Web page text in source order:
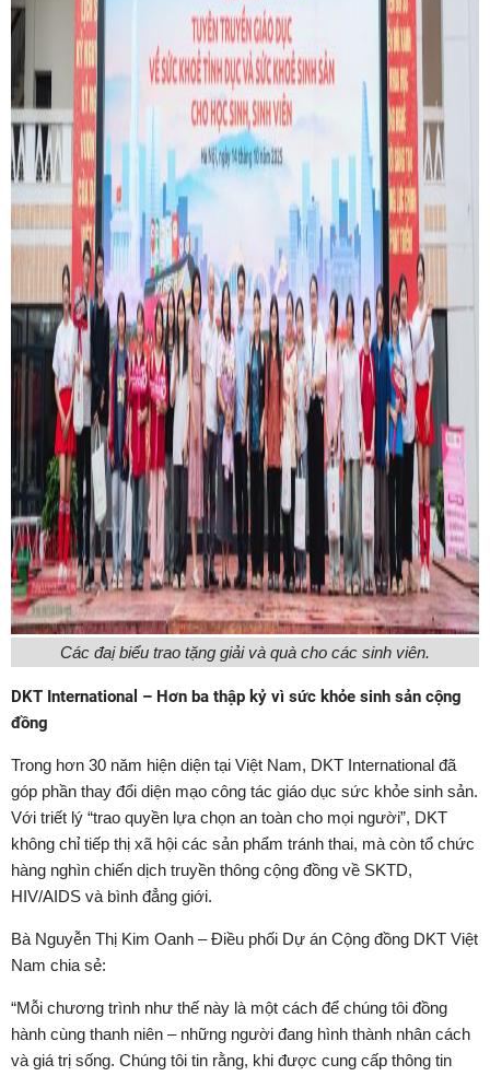
Các đaị biểu trao tặng giải và quà cho các sinh viên.
DKT International – Hơn ba thập kỷ vì sức khỏe sinh sản cộng
đồng
Trong hơn 30 năm hiện diện tại Việt Nam, DKT International đã
góp phần thay đổi diện mạo công tác giáo dục sức khỏe sinh sản.
Với triết lý “trao quyền lựa chọn an toàn cho mọi người”, DKT
không chỉ tiếp thị xã hội các sản phẩm tránh thai, mà còn tổ chức
hàng nghìn chiến dịch truyền thông cộng đồng về SKTD,
HIV/AIDS và bình đẳng giới.
Bà Nguyễn Thị Kim Oanh – Điều phối Dự án Cộng đồng DKT Việt
Nam chia sẻ:
“Mỗi chương trình như thế này là một cách để chúng tôi đồng
hành cùng thanh niên – những người đang hình thành nhân cách
và giá trị sống. Chúng tôi tin rằng, khi được cung cấp thông tin